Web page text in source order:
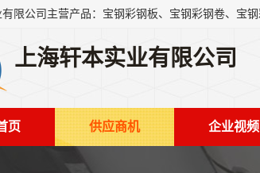
上海轩本实业有限公司
页 供应商机 企业视频